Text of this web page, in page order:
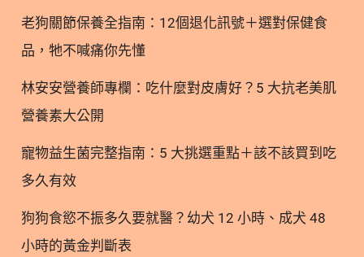
Q5：哪些人不適合吃燕窩？ 10. 燕窩更多閱讀 1. 即
食燕窩是什麼？現代人的養生首選 即食燕窩是指將燉
泡發、挑毛、燉煮等費時數小時的繁瑣過程。 1.1. 即
食燕窩的定義與種類 市面上的產品大致可分為兩種：
1.2. 即食燕窩與乾燕窩的優缺點分析 乾燕窩的優點是
的風險。即食燕窩
老狗關節保養全指南：12個退化訊號＋選對保健食
品，牠不喊痛你先懂
林安安營養師專欄：吃什麼對皮膚好？5 大抗老美肌
營養素大公開
寵物益生菌完整指南：5 大挑選重點＋該不該買到吃
多久有效
狗狗食慾不振多久要就醫？幼犬 12 小時、成犬 48
小時的黃金判斷表